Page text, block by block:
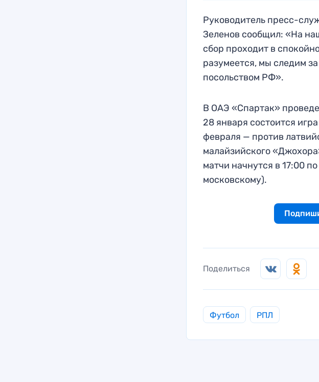
Руководитель пресс-
Зеленов сообщил: «На
сбор проходит в
разумеется, мы следим
посольством РФ».
В ОАЭ «Спартак»
28 января состоится
февраля — против
малайзийского
матчи начнутся в 17:00
московскому).
Поделиться
Футбол РПЛ